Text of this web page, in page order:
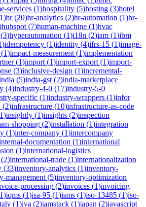
services (1)hospitality (5)hosting (3)hotel
1)hr(20)hr-analytics (2)hr-automation (1)hr-
hubspot (7)human-machine (1)hvac
(3)hyperautomation (1)i18n (2)iam (1)ibm
)idempotency (1)identity (4)ifrs-15 (1)image-
(1)impact-measurement (1)implementation
(1)import (1)import-export (1)import-
(3)inclusive-design (1)incremental-
(5)india-gst (2)india-marketplace
(4)industry-4-0 (17)industry-5-0
specific (1)industry-wrappers (1)infor
(2)infrastructure (10)infrastructure-as-code
1)insightly (1)insights (2)inspection
shopping (2)installation (1)integration
(1)inter-company (1)intercompany
documentation (1)international
(1)international-logistics
(2)international-trade (1)internationalization
(33)inventory-analytics (1)inventory-
management (5)inventory-optimization
processing (2)invoices (1)invoicing
)iqms (1)isa-95 (1)isms (1)iso-13485 (1)iso-
(1)iva (2)jamstack (1)japan (2)javascript